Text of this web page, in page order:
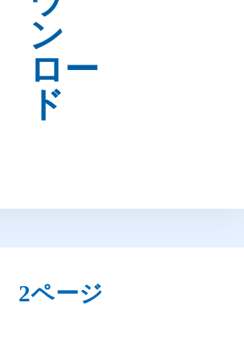
2ページ